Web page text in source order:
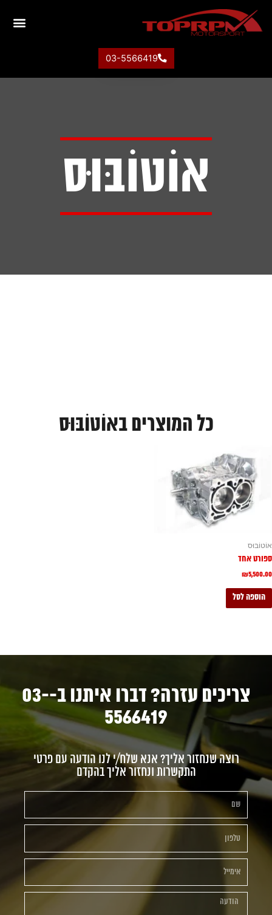
03-5566419
אוֹטוֹבּוּס
כל המוצרים באוֹטוֹבּוּס
אוֹטוֹבּוּס
ספורט אחד
₪5,500.00
הוספה לסל
צריכים עזרה? דברו איתנו ב-03-
5566419
רוצה שנחזור אליך? אנא שלח/י לנו הודעה עם פרטי
התקשרות ונחזור אליך בהקדם